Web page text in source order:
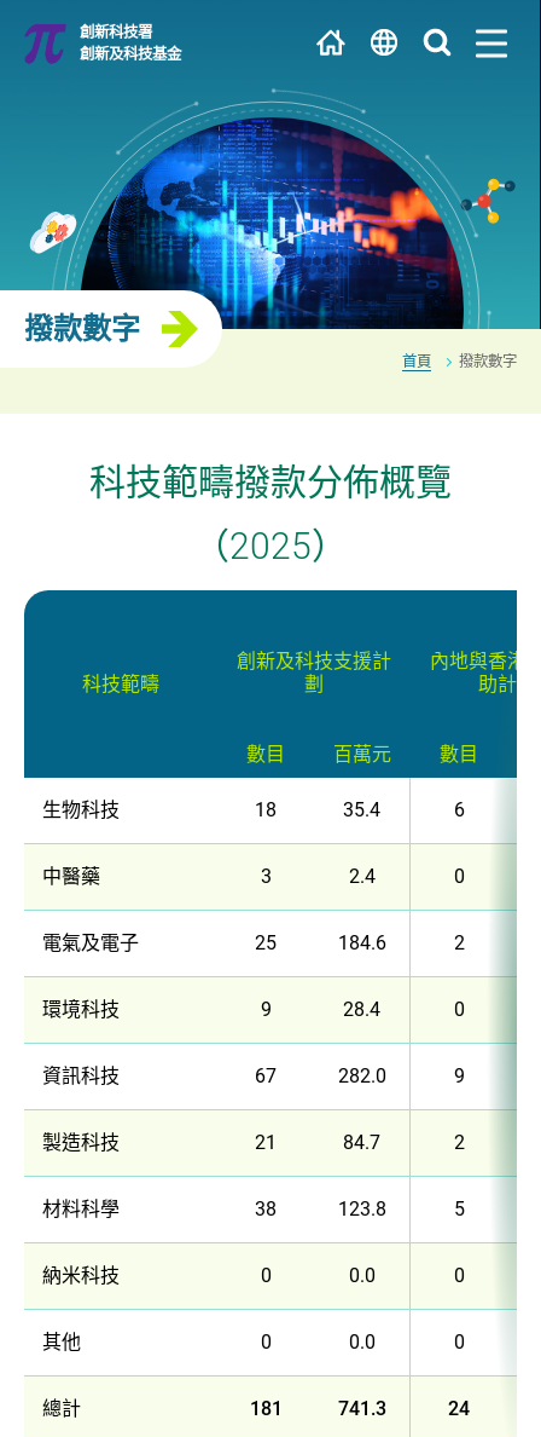
創新科技署
創新及科技基金
EN
撥款數字
首頁 撥款數字
科技範疇撥款分佈概覽
（2025）
科技範疇
創新及科技支援計
劃
內地與香港
助計劃
數目 百萬元 數目
生物科技 18 35.4 6
中醫藥 3 2.4 0
電氣及電子 25 184.6 2
環境科技 9 28.4 0
資訊科技 67 282.0 9
製造科技 21 84.7 2
材料科學 38 123.8 5
納米科技 0 0.0 0
其他 0 0.0 0
總計 181 741.3 24
研發中心
大學 / 科研機構
企業 / 初創企業 / 創科加速器